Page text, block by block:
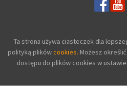
Ta strona używa ciasteczek dla
polityką plikówcookies. Możesz
dostępu do plików cookies w